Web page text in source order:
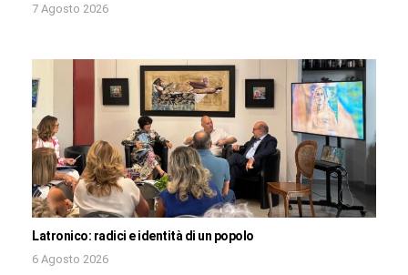
7 Agosto 2026
Latronico: radici e identità di un popolo
6 Agosto 2026